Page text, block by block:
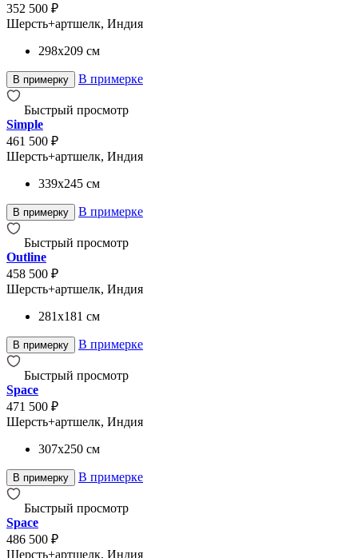
352 500 ₽
Шерсть+артшелк, Индия
298x209 см
В примерку В примерке
Быстрый просмотр
Simple
461 500 ₽
Шерсть+артшелк, Индия
339x245 см
В примерку В примерке
Быстрый просмотр
Outline
458 500 ₽
Шерсть+артшелк, Индия
281x181 см
В примерку В примерке
Быстрый просмотр
Space
471 500 ₽
Шерсть+артшелк, Индия
307x250 см
В примерку В примерке
Быстрый просмотр
Space
486 500 ₽
Шерсть+артшелк, Индия